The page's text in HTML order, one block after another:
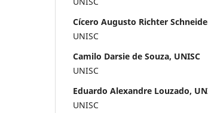
Cícero Augusto Richter
UNISC
Camilo Darsie de Souza, UNISC
UNISC
Eduardo Alexandre Louzado,
UNISC